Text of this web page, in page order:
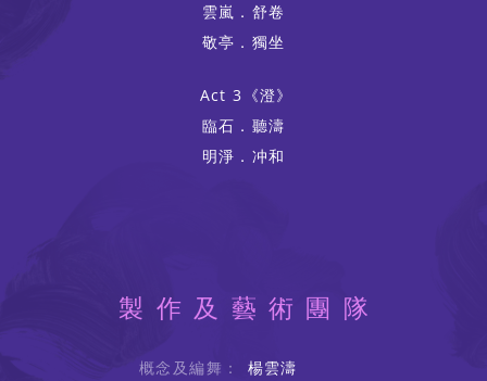
雲嵐．舒卷
敬亭．獨坐
Act 3《澄》
臨石．聽濤
明淨．冲和
製作及藝術團隊
概念及編舞：
楊雲濤